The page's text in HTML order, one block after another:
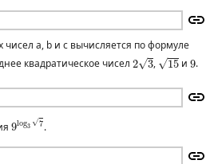
чисел a, b и c вычисляется по формуле
квадратическое чисел2√3
2 3 , √15
15 и9
9.
9log3 √7
9log37
.